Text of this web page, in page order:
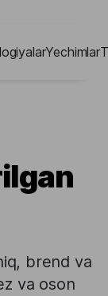
Yechimlar
brend va
va oson